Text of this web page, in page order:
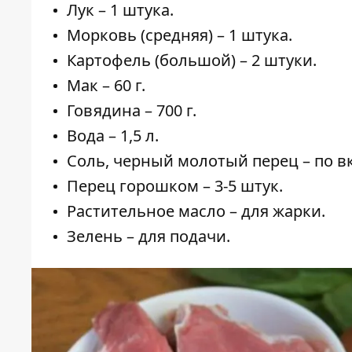
Лук – 1 штука.
Морковь (средняя) – 1 штука.
Картофель (большой) – 2 штуки.
Мак – 60 г.
Говядина – 700 г.
Вода – 1,5 л.
Соль, черный молотый перец – по
Перец горошком – 3-5 штук.
Растительное масло – для жарки.
Зелень – для подачи.